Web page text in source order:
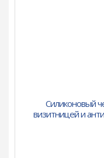
Силиконовый
визитницей и